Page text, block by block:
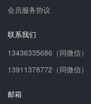
会员服务协议
联系我们
13436335686（同微信）
13911378772（同微信）
邮箱